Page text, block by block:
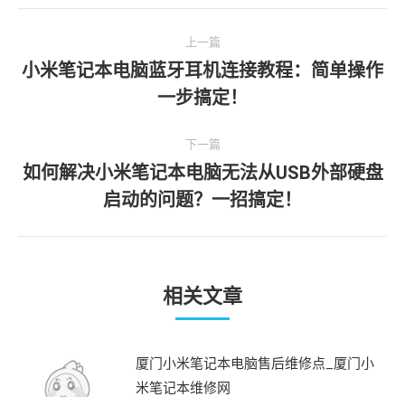
章
上一篇
上
一
小米笔记本电脑蓝牙耳机连接教程：简单操作
一步搞定！
下一篇
下
文
如何解决小米笔记本电脑无法从USB外部硬盘
启动的问题？一招搞定！
相关文章
厦门小米笔记本电脑售后维修点_厦门小
米笔记本维修网